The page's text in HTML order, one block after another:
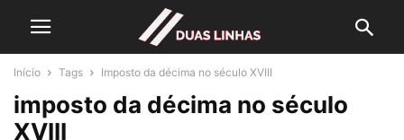
Início Tags Imposto da décima no século XVIII
imposto da décima no século
XVIII